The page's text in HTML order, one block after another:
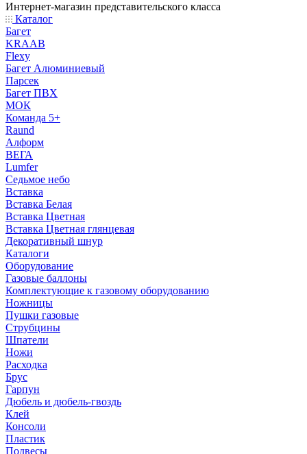
Интернет-магазин представительского класса
Каталог
Багет
KRAAB
Flexy
Багет Алюминиевый
Парсек
Багет ПВХ
МОК
Команда 5+
Raund
Алформ
ВЕГА
Lumfer
Седьмое небо
Вставка
Вставка Белая
Вставка Цветная
Вставка Цветная глянцевая
Декоративный шнур
Каталоги
Оборудование
Газовые баллоны
Комплектующие к газовому оборудованию
Ножницы
Пушки газовые
Струбцины
Шпатели
Ножи
Расходка
Брус
Гарпун
Дюбель и дюбель-гвоздь
Клей
Консоли
Пластик
Подвесы